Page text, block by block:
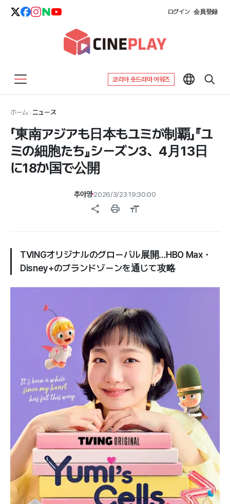
ログイン 会員登録
코리아 숏드라마 어워즈
ホーム>ニュース
「東南アジアも日本もユミが制覇」『ユ
ミの細胞たち』シーズン3、4月13日
に18か国で公開
추아영 2026/3/23 19:30:00
share print format_size
TVINGオリジナルのグローバル展開…HBO Max・
Disney+のブランドゾーンを通じて攻略